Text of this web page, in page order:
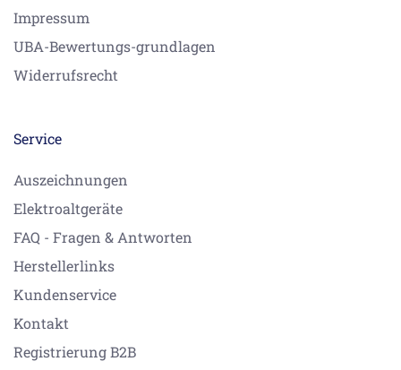
Impressum
UBA-Bewertungs-grundlagen
Widerrufsrecht
Service
Auszeichnungen
Elektroaltgeräte
FAQ - Fragen & Antworten
Herstellerlinks
Kundenservice
Kontakt
Registrierung B2B